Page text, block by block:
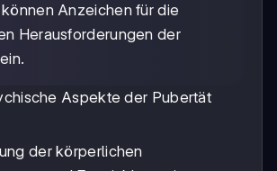
Anzeichen für die
Herausforderungen der
Aspekte der Pubertät
der körperlichen